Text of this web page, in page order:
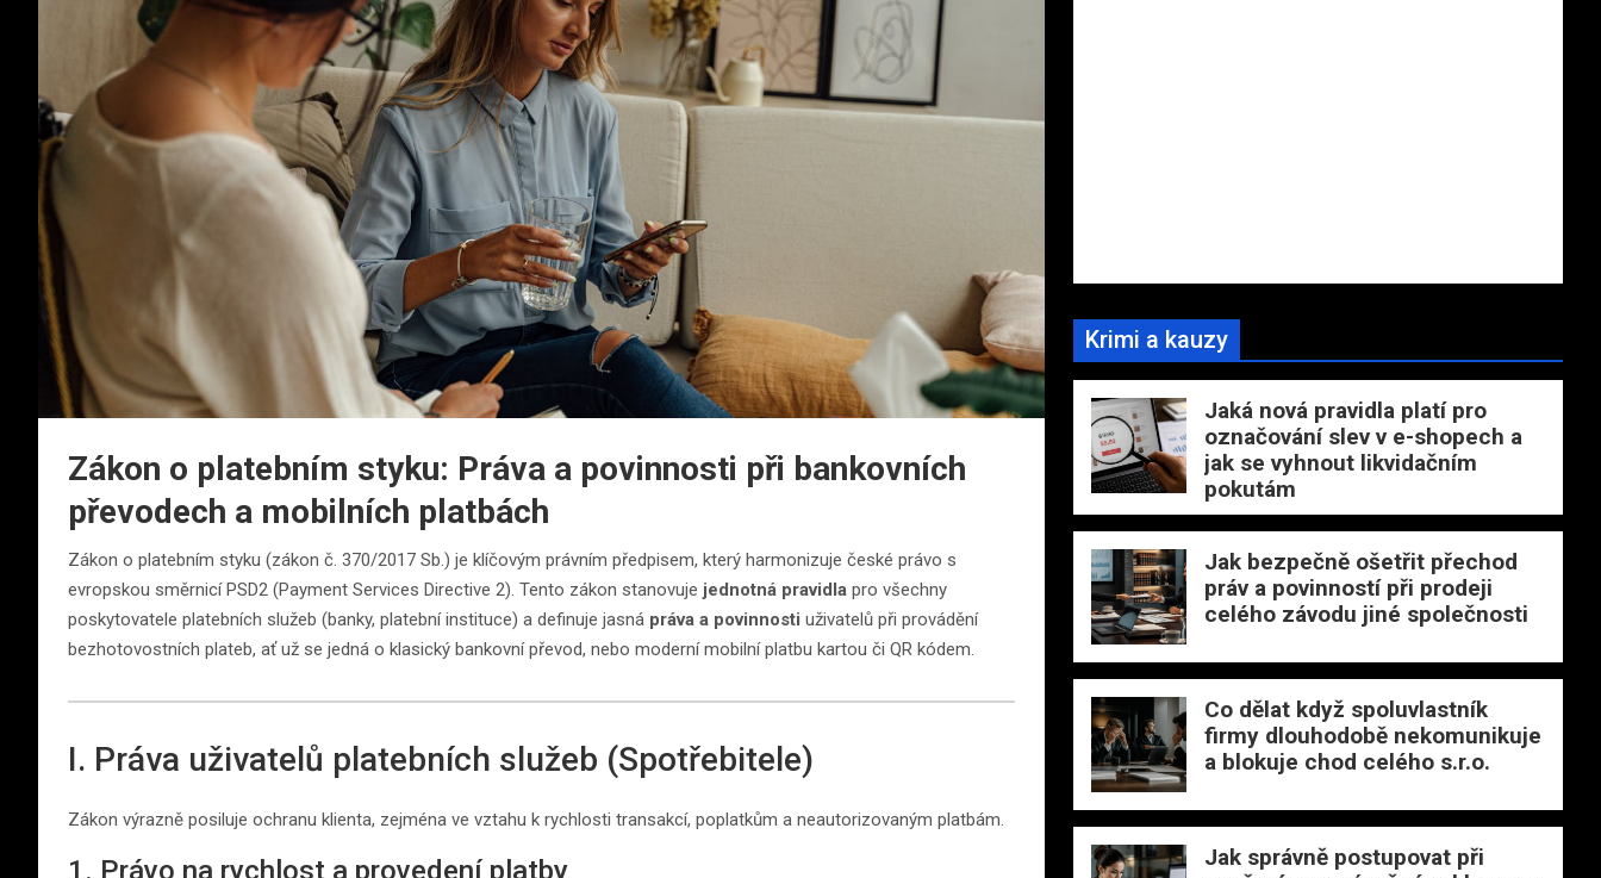
Zákon o platebním styku: Práva a povinnosti při bankovních
převodech a mobilních platbách
Zákon o platebním styku (zákon č. 370/2017 Sb.) je klíčovým právním předpisem, který harmonizuje české právo s
evropskou směrnicí PSD2 (Payment Services Directive 2). Tento zákon stanovuje jednotná pravidla pro všechny
poskytovatele platebních služeb (banky, platební instituce) a definuje jasná práva a povinnosti uživatelů při provádění
bezhotovostních plateb, ať už se jedná o klasický bankovní převod, nebo moderní mobilní platbu kartou či QR kódem.
I. Práva uživatelů platebních služeb (Spotřebitele)
Zákon výrazně posiluje ochranu klienta, zejména ve vztahu k rychlosti transakcí, poplatkům a neautorizovaným platbám.
1. Právo na rychlost a provedení platby
Krimi a kauzy
Jaká nová pravidla platí pro
označování slev v e-shopech a
jak se vyhnout likvidačním
pokutám
Jak bezpečně ošetřit přechod
práv a povinností při prodeji
celého závodu jiné společnosti
Co dělat když spoluvlastník
firmy dlouhodobě nekomunikuje
a blokuje chod celého s.r.o.
Jak správně postupovat při